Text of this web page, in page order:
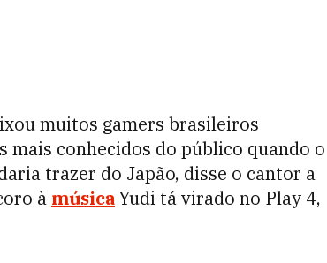
muitos gamers brasileiros
mais conhecidos do público quando o
trazer do Japão, disse o cantor a
à músicaYudi tá virado no Play 4,